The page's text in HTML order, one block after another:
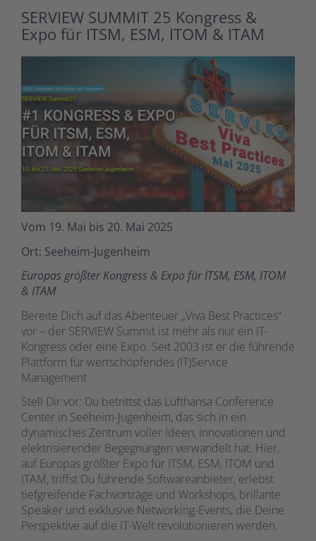
SERVIEW SUMMIT 25 Kongress &
Expo für ITSM, ESM, ITOM & ITAM
Vom 19. Mai bis 20. Mai 2025
Ort: Seeheim-Jugenheim
Europas größter Kongress & Expo für ITSM, ESM, ITOM
& ITAM
Bereite Dich auf das Abenteuer „Viva Best Practices“
vor – der SERVIEW Summit ist mehr als nur ein IT-
Kongress oder eine Expo. Seit 2003 ist er die führende
Plattform für wertschöpfendes (IT)Service
Management.
Stell Dir vor: Du betrittst das Lufthansa Conference
Center in Seeheim-Jugenheim, das sich in ein
dynamisches Zentrum voller Ideen, Innovationen und
elektrisierender Begegnungen verwandelt hat. Hier,
auf Europas größter Expo für ITSM, ESM, ITOM und
ITAM, triffst Du führende Softwareanbieter, erlebst
tiefgreifende Fachvorträge und Workshops, brillante
Speaker und exklusive Networking-Events, die Deine
Perspektive auf die IT-Welt revolutionieren werden.